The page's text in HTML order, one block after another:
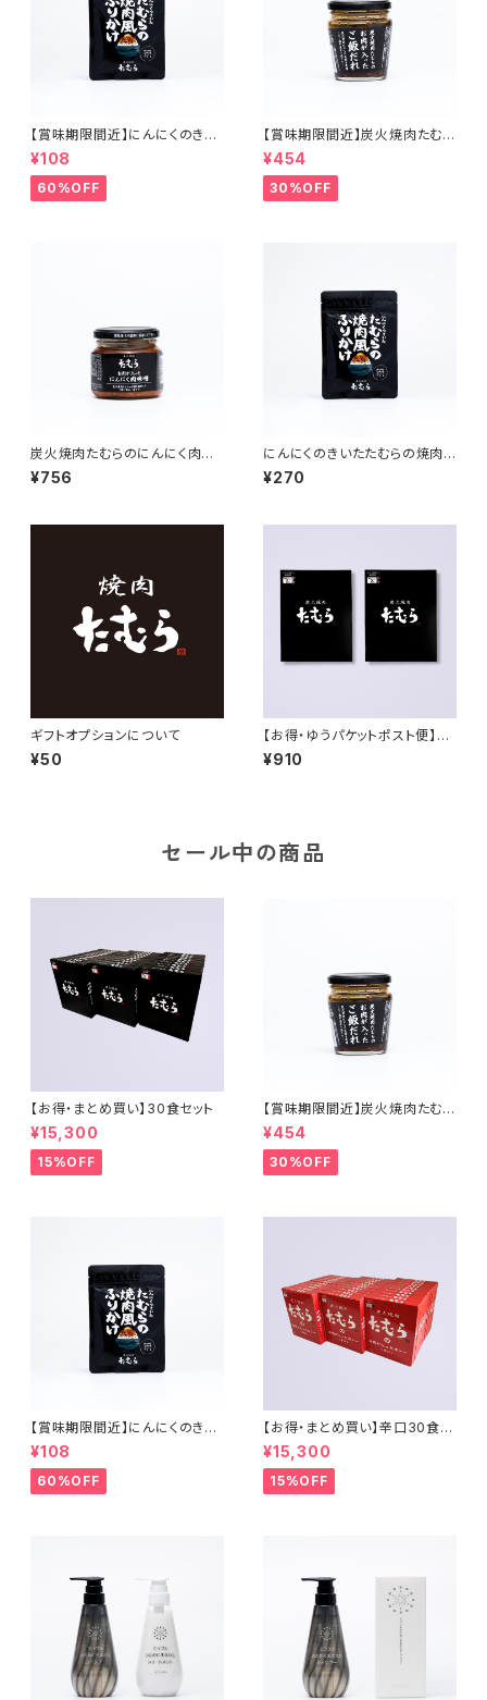
【賞味期限間近】にんにくのきい
たたむらの焼肉風ふりかけ
¥108
60%OFF
【賞味期限間近】炭火焼肉たむら
のご飯だれ
¥454
30%OFF
炭火焼肉たむらのにんにく肉味
噌
¥756
にんにくのきいたたむらの焼肉
風ふりかけ
¥270
ギフトオプションについて
¥50
【お得・ゆうパケットポスト便】一
回食べてみて！おためし2食セッ
ト（中辛2個）
¥910
セール中の商品
【お得・まとめ買い】30食セット
¥15,300
15%OFF
【賞味期限間近】炭火焼肉たむら
のご飯だれ
¥454
30%OFF
【賞味期限間近】にんにくのきい
たたむらの焼肉風ふりかけ
¥108
60%OFF
【お得・まとめ買い】辛口30食セ
ット
¥15,300
15%OFF